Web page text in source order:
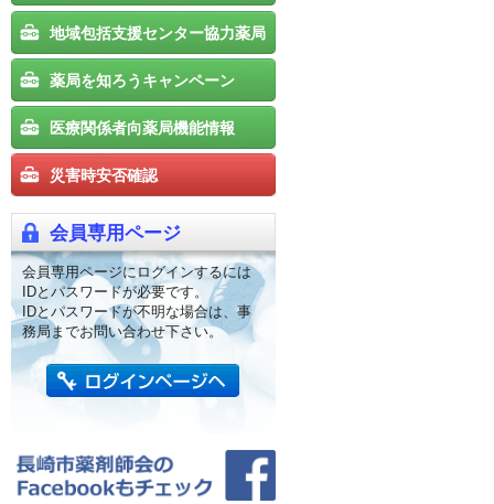
地域包括支援センター協力薬局
薬局を知ろうキャンペーン
医療関係者向薬局機能情報
災害時安否確認
会員専用ページ
会員専用ページにログインするには
IDとパスワードが必要です。
IDとパスワードが不明な場合は、事
務局までお問い合わせ下さい。